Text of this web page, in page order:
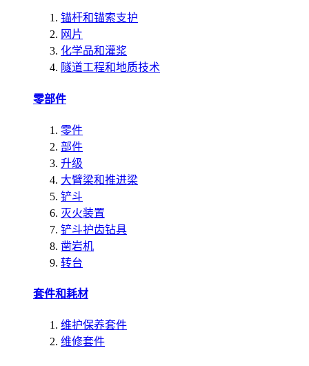
锚杆和锚索支护
网片
化学品和灌浆
隧道工程和地质技术
零部件
零件
部件
升级
大臂梁和推进梁
铲斗
灭火装置
铲斗护齿钻具
凿岩机
转台
套件和耗材
维护保养套件
维修套件